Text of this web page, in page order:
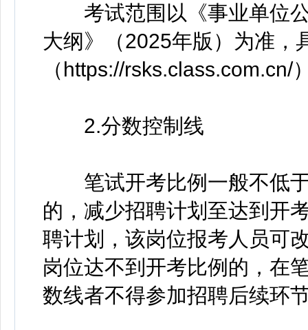
考试范围以《事业单位公
大纲》（2025年版）为准，
（https://rsks.class.com.cn/
2.分数控制线
笔试开考比例一般不低于
的，减少招聘计划至达到开
聘计划，该岗位报考人员可
岗位达不到开考比例的，在
数线者不得参加招聘后续环